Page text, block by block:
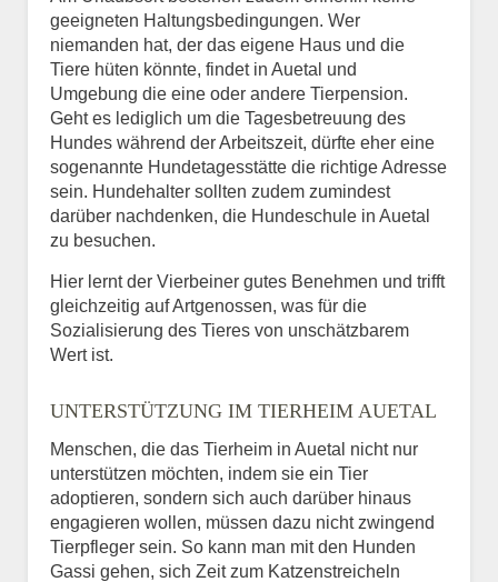
geeigneten Haltungsbedingungen. Wer
niemanden hat, der das eigene Haus und die
Tiere hüten könnte, findet in Auetal und
Umgebung die eine oder andere Tierpension.
Geht es lediglich um die Tagesbetreuung des
Hundes während der Arbeitszeit, dürfte eher eine
sogenannte Hundetagesstätte die richtige Adresse
sein. Hundehalter sollten zudem zumindest
darüber nachdenken, die Hundeschule in Auetal
zu besuchen.
Hier lernt der Vierbeiner gutes Benehmen und trifft
gleichzeitig auf Artgenossen, was für die
Sozialisierung des Tieres von unschätzbarem
Wert ist.
UNTERSTÜTZUNG IM TIERHEIM AUETAL
Menschen, die das Tierheim in Auetal nicht nur
unterstützen möchten, indem sie ein Tier
adoptieren, sondern sich auch darüber hinaus
engagieren wollen, müssen dazu nicht zwingend
Tierpfleger sein. So kann man mit den Hunden
Gassi gehen, sich Zeit zum Katzenstreicheln